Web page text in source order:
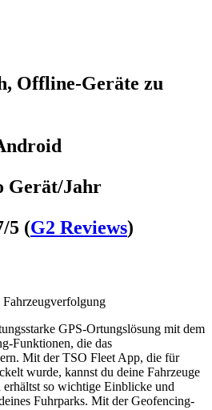
Offline-Geräte zu
Gerät/Jahr
5 (G2 Reviews)
GPS-Ortungslösung mit dem
Funktionen, die das
Mit der TSO Fleet App, die für
wurde, kannst du deine Fahrzeuge
so wichtige Einblicke und
Fuhrparks. Mit der Geofencing-